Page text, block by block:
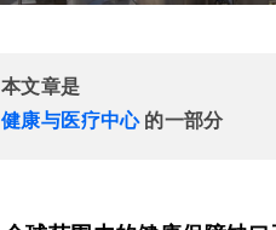
本文章是
健康与医疗中心的一部分